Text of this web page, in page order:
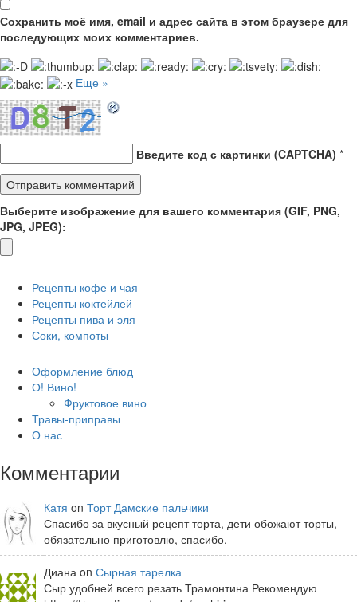
Сохранить моё имя, email и адрес сайта в этом браузере для
последующих моих комментариев.
Еще »
Введите код с картинки (CAPTCHA) *
Выберите изображение для вашего комментария (GIF, PNG,
JPG, JPEG):
Рецепты кофе и чая
Рецепты коктейлей
Рецепты пива и эля
Соки, компоты
Оформление блюд
О! Вино!
Фруктовое вино
Травы-приправы
О нас
Комментарии
Катя on Торт Дамские пальчики
Спасибо за вкусный рецепт торта, дети обожают торты,
обязательно приготовлю, спасибо.
Диана on Сырная тарелка
Сыр удобней всего резать Трамонтина Рекомендую